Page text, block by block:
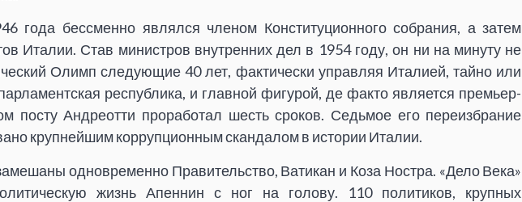
года бессменно являлся членом Конституционного собрания, а затем
Италии. Став министров внутренних дел в 1954 году, он ни на минуту не
Олимп следующие 40 лет, фактически управляя Италией, тайно или
республика, и главной фигурой, де факто является премьер-
посту Андреотти проработал шесть сроков. Седьмое его переизбрание
крупнейшим коррупционным скандалом в истории Италии.
одновременно Правительство, Ватикан и Коза Ностра. «Дело Века»
жизнь Апеннин с ног на голову. 110 политиков, крупных